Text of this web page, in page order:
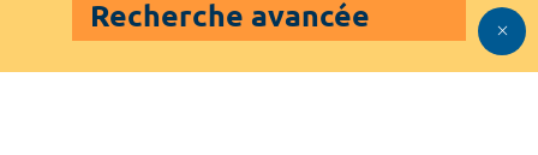
Recherche avancée